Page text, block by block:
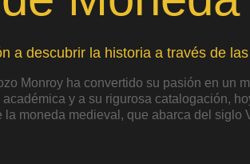
a descubrir la historia a través de
Monroy ha convertido su pasión en un
y a su rigurosa catalogación,
la moneda medieval, que abarca del siglo